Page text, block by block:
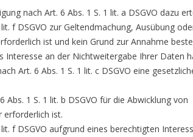
nach Art. 6 Abs. 1 S. 1 lit. a DSGVO dazu
f DSGVO zur Geltendmachung, Ausübung
ist und kein Grund zur Annahme
Interesse an der Nichtweitergabe Ihrer Daten
Art. 6 Abs. 1 S. 1 lit. c DSGVO eine
Abs. 1 S. 1 lit. b DSGVO für die Abwicklung von
erforderlich ist.
f DSGVO aufgrund eines berechtigten